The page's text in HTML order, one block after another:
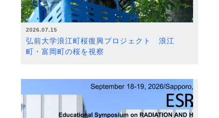
2026.07.15
弘前大学浪江町桜復興プロジェクト 浪江
町・富岡町の桜を視察